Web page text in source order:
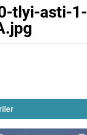
tlyi-asti-1-